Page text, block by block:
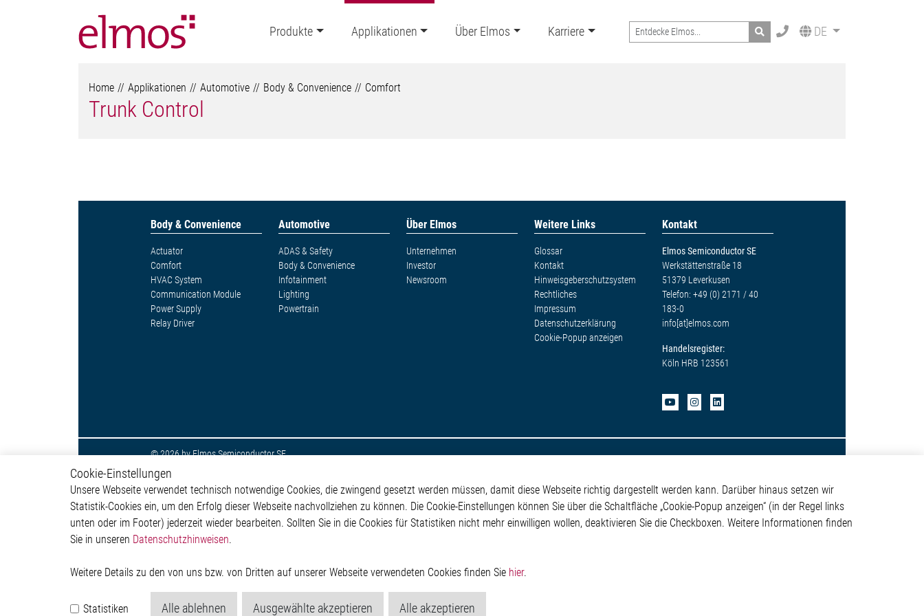
Produkte Applikationen Über Elmos Karriere Search DE
Home Applikationen Automotive Body & Convenience Comfort
Trunk Control
Body & Convenience
Actuator
Comfort
HVAC System
Communication Module
Power Supply
Relay Driver
Automotive
ADAS & Safety
Body & Convenience
Infotainment
Lighting
Powertrain
Über Elmos
Unternehmen
Investor
Newsroom
Weitere Links
Glossar
Kontakt
Hinweisgeberschutzsystem
Rechtliches
Impressum
Datenschutzerklärung
Cookie-Popup anzeigen
Kontakt
Elmos Semiconductor SE
Werkstättenstraße 18
51379 Leverkusen
Telefon: +49 (0) 2171 / 40
183-0
info[at]elmos.com
Handelsregister:
Köln HRB 123561
© 2026 by Elmos Semiconductor SE
Cookie-Einstellungen
Unsere Webseite verwendet technisch notwendige Cookies, die zwingend gesetzt werden müssen, damit diese Webseite richtig dargestellt werden kann. Darüber hinaus setzen wir
Statistik-Cookies ein, um den Erfolg dieser Webseite nachvollziehen zu können. Die Cookie-Einstellungen können Sie über die Schaltfläche „Cookie-Popup anzeigen“ (in der Regel links
unten oder im Footer) jederzeit wieder bearbeiten. Sollten Sie in die Cookies für Statistiken nicht mehr einwilligen wollen, deaktivieren Sie die Checkboxen. Weitere Informationen finden
Sie in unseren Datenschutzhinweisen.
Weitere Details zu den von uns bzw. von Dritten auf unserer Webseite verwendeten Cookies finden Sie hier.
Statistiken Alle ablehnen Ausgewählte akzeptieren Alle akzeptieren